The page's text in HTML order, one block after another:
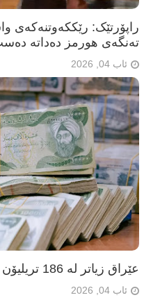
راپۆرتێک: رێککەوتنەکەی
تەنگەی هورمز دەداتە
ئاب 04, 2026
عێراق زیاتر لە 186 تریلیۆن دینار قەرزدارە
ئاب 04, 2026